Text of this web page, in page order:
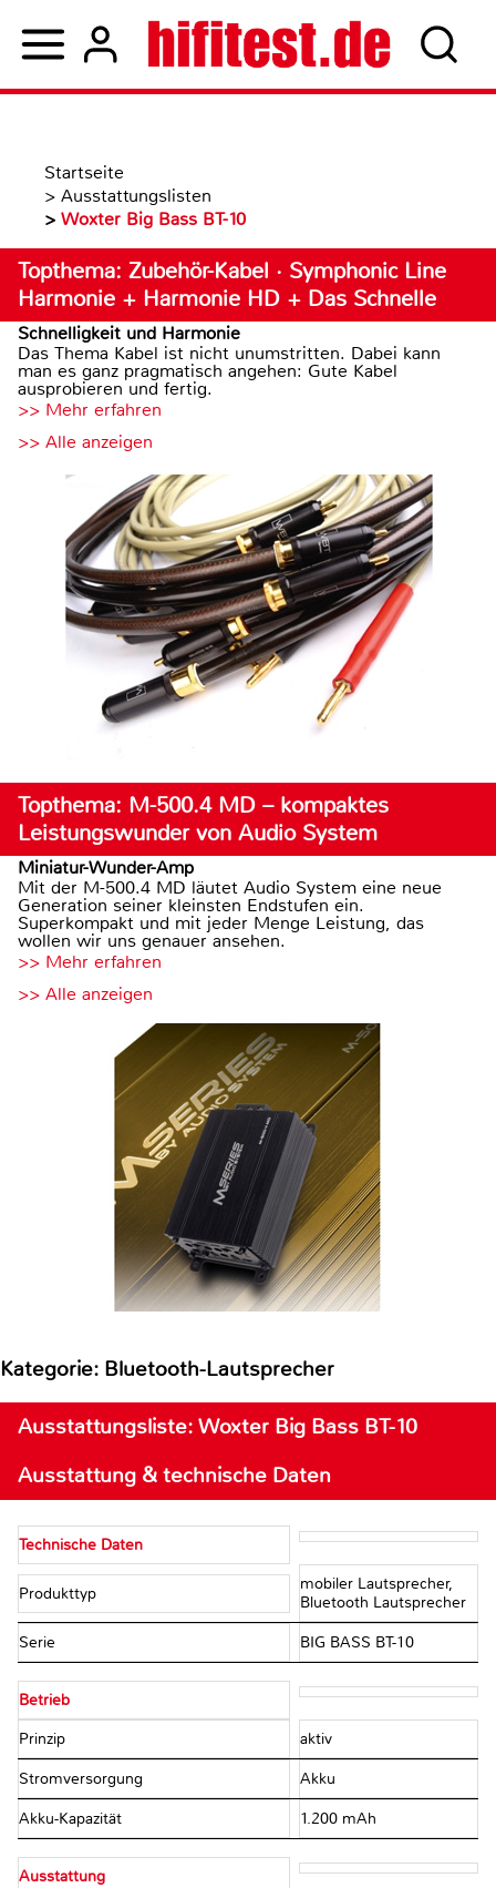
Startseite
> Ausstattungslisten
> Woxter Big Bass BT-10
Topthema: Zubehör-Kabel · Symphonic Line
Harmonie + Harmonie HD + Das Schnelle
Schnelligkeit und Harmonie
Das Thema Kabel ist nicht unumstritten. Dabei kann
man es ganz pragmatisch angehen: Gute Kabel
ausprobieren und fertig.
>> Mehr erfahren
>> Alle anzeigen
Topthema: M-500.4 MD – kompaktes
Leistungswunder von Audio System
Miniatur-Wunder-Amp
Mit der M-500.4 MD läutet Audio System eine neue
Generation seiner kleinsten Endstufen ein.
Superkompakt und mit jeder Menge Leistung, das
wollen wir uns genauer ansehen.
>> Mehr erfahren
>> Alle anzeigen
Kategorie: Bluetooth-Lautsprecher
Ausstattungsliste: Woxter Big Bass BT-10
Ausstattung & technische Daten
Technische Daten
Produkttyp
mobiler Lautsprecher,
Bluetooth Lautsprecher
Serie BIG BASS BT-10
Betrieb
Prinzip aktiv
Stromversorgung Akku
Akku-Kapazität 1.200 mAh
Ausstattung